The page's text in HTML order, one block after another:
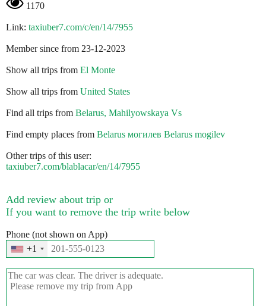
1170
Link: taxiuber7.com/c/en/14/7955
Member since from 23-12-2023
Show all trips from El Monte
Show all trips from United States
Find all trips from Belarus, Mahilyowskaya Vs
Find empty places from Belarus могилев Belarus mogilev
Other trips of this user:
taxiuber7.com/blablacar/en/14/7955
Add review about trip or
If you want to remove the trip write below
Phone (not shown on App)
+1